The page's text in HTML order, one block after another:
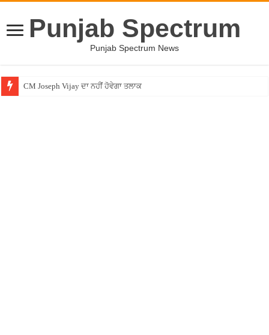
Punjab Spectrum
Punjab Spectrum News
CM Joseph Vijay ਦਾ ਨਹੀਂ ਹੋਵੇਗਾ ਤਲਾਕ